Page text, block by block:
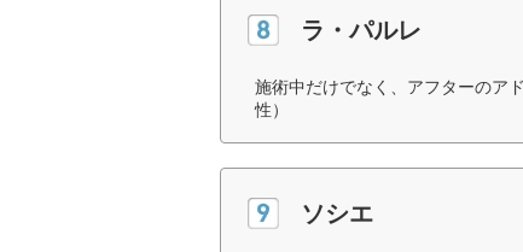
ラ・パルレ
施術中だけでなく、アフターのア
性）
ソシエ